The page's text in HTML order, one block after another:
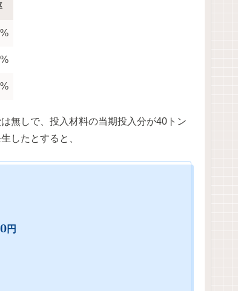
無しで、投入材料の当期投入分が40トン
したとすると、
円